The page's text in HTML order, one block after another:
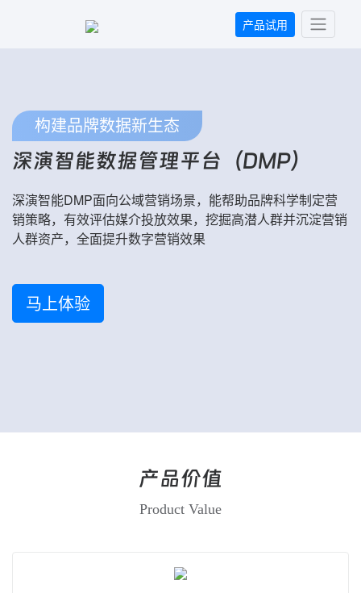
产品试用
构建品牌数据新生态
深演智能数据管理平台（DMP）
深演智能DMP面向公域营销场景，能帮助品牌科学制定营
销策略，有效评估媒介投放效果，挖掘高潜人群并沉淀营销
人群资产，全面提升数字营销效果
马上体验
产品价值
Product Value